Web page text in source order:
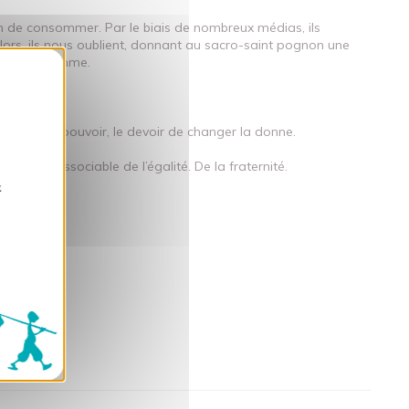
consommer. Par le biais de nombreux médias, ils
ils nous oublient, donnant au sacro-saint pognon une
de l’Homme.
ont le pouvoir, le devoir de changer la donne.
pas dissociable de l’égalité. De la fraternité.